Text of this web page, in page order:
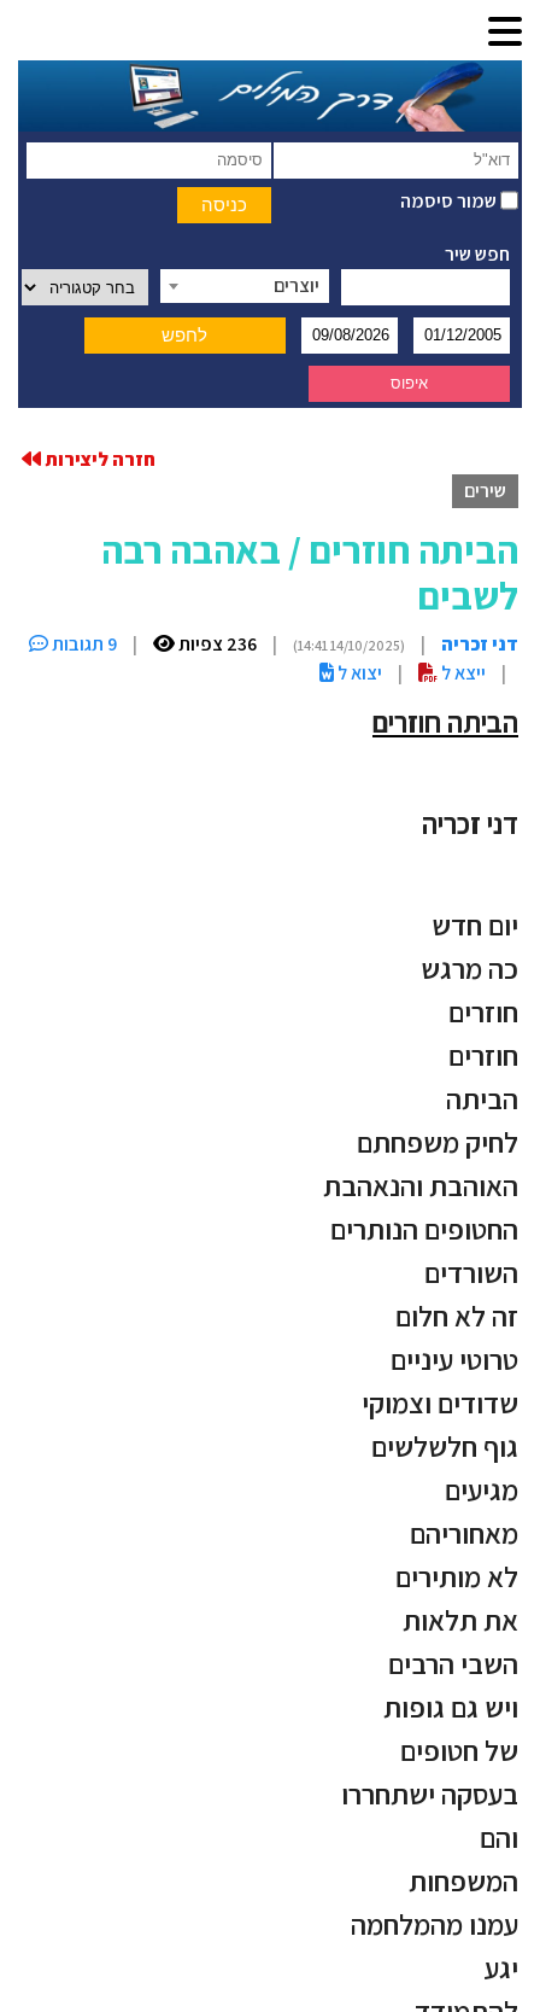
שמור סיסמה
חפש שיר
יוצרים
חזרה ליצירות
שירים
הביתה חוזרים / באהבה רבה
לשבים
דני זכריה |
(14/10/2025 14:41)
| 236 צפיות |
9 תגובות
|
ייצא ל | יצוא ל
הביתה חוזרים
דני זכריה
יום חדש
כה מרגש
חוזרים
חוזרים
הביתה
לחיק משפחתם
האוהבת והנאהבת
החטופים הנותרים
השורדים
זה לא חלום
טרוטי עיניים
שדודים וצמוקי
גוף חלשלשים
מגיעים
מאחוריהם
לא מותירים
את תלאות
השבי הרבים
ויש גם גופות
של חטופים
בעסקה ישתחררו
והם
המשפחות
עמנו מהמלחמה
יגע